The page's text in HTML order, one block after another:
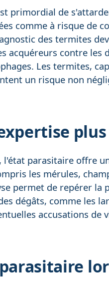
primordial de
comme à risque de
des termites
acquéreurs contre les
Les termites,
un risque non
parasitaire offre
les mérules,
permet de repérer la
dégâts, comme les
accusations de